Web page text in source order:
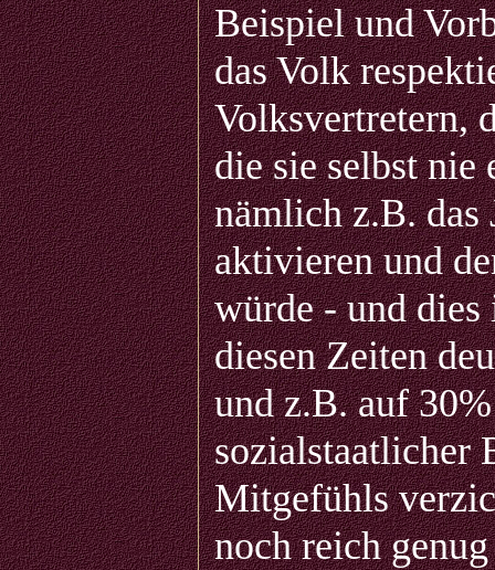
Beispiel und
das Volk
Volksvertretern,
die sie selbst nie
nämlich z.B. das
aktivieren und
würde - und
diesen Zeiten
und z.B. auf
sozialstaatlicher
Mitgefühls
noch reich